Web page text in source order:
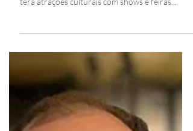
operações no Ramblas, e pretende receber
LITORAL GAÚCHO Além de lojas, restaurantes,
terá atrações culturais com shows e feiras...